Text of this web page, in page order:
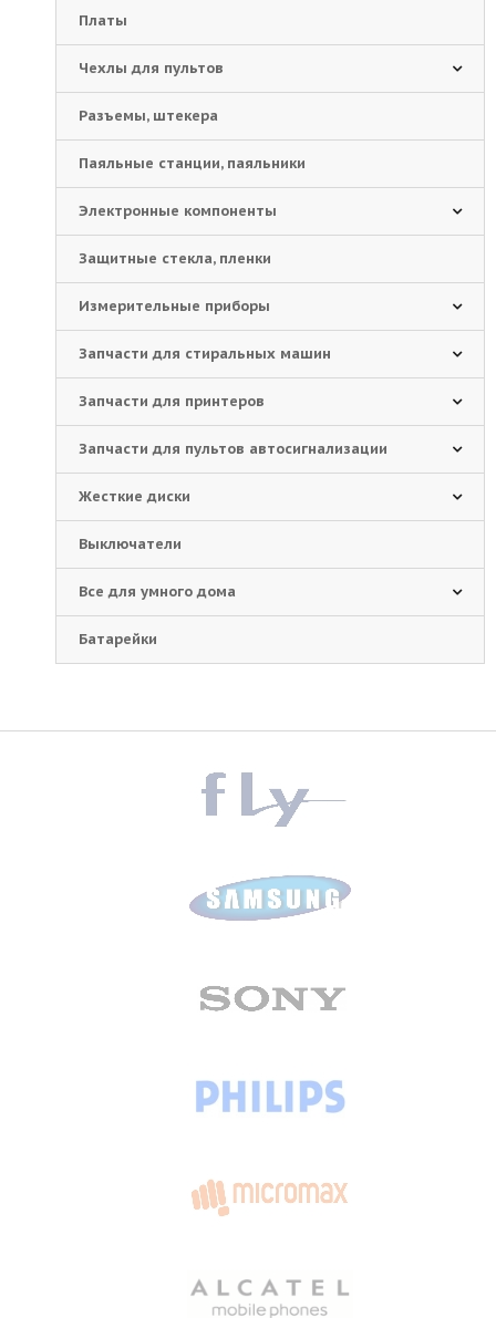
Платы
Чехлы для пультов
Разъемы, штекера
Паяльные станции, паяльники
Электронные компоненты
Защитные стекла, пленки
Измерительные приборы
Запчасти для стиральных машин
Запчасти для принтеров
Запчасти для пультов автосигнализации
Жесткие диски
Выключатели
Все для умного дома
Батарейки